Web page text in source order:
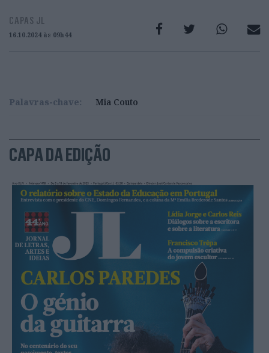
CAPAS JL
16.10.2024 às 09h44
Palavras-chave: Mia Couto
CAPA DA EDIÇÃO